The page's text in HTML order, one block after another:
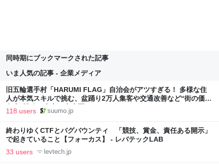
同時期にブックマークされた記事
いま人気の記事 - 企業メディア
旧五輪選手村「HARUMI FLAG」自治会がアツすぎる！ 多様な住
人が本気スキルで挑む、盆踊り2万人集客や交通改善など“街の価値
向上”戦略 東京・中央区
118 users suumo.jp
終わりゆくCTFとバグバウンティ 「競技、賞金、責任ある開示」
で起きていること【フォーカス】 - レバテックLAB
33 users levtech.jp